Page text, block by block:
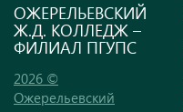
ОЖЕРЕЛЬЕВСКИЙ
Ж.Д. КОЛЛЕДЖ –
ФИЛИАЛ ПГУПС
2026 ©
Ожерельевский